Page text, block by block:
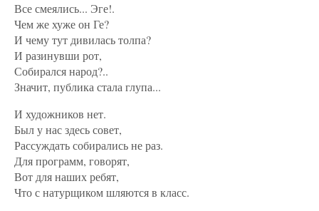
Все смеялись... Эге!.
Чем же хуже он Ге?
И чему тут дивилась толпа?
И разинувши рот,
Собирался народ?..
Значит, публика стала глупа...
И художников нет.
Был у нас здесь совет,
Рассуждать собирались не раз.
Для программ, говорят,
Вот для наших ребят,
Что с натурщиком шляются в класс.